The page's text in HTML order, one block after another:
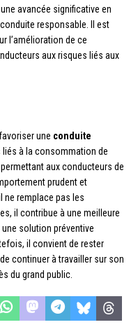
avancée significative en
responsable. Il est
l’amélioration de ce
aux risques liés aux
une conduite
à la consommation de
aux conducteurs de
prudent et
ne remplace pas les
il contribue à une meilleure
solution préventive
il convient de rester
continuer à travailler sur son
du grand public.